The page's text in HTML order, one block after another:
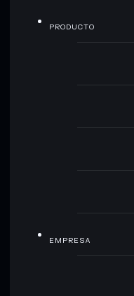
PRODUCTO
EMPRESA